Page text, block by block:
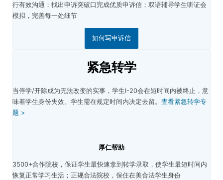
行有效沟通； 找出申诉突破口完成优质申诉信； 双语辅导学生听证会
模拟，完善每一处细节
如何写申诉信
紧急转学
当停学/开除成为无法改变的实事，学生I-20会在短时间内被终止，意
味着学生身份失效。学生需在规定时间内决定去留。 查看紧急转学专
题 >
厚仁帮助
3500+合作院校，保证学生最快速拿到转学录取，使学生最短时间内
恢复正常学习生活； 正规合法院校，保住在美合法学生身份